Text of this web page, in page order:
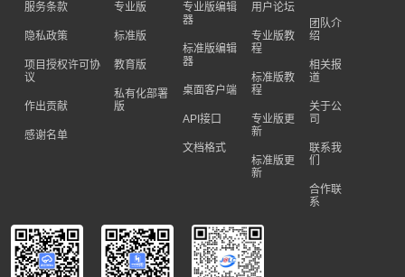
服务条款
隐私政策
项目授权许可协
议
作出贡献
感谢名单
专业版
标准版
教育版
私有化部署
版
专业版编辑
器
标准版编辑
器
桌面客户端
API接口
文档格式
用户论坛
专业版教
程
标准版教
程
专业版更
新
标准版更
新
团队介
绍
相关报
道
关于公
司
联系我
们
合作联
系